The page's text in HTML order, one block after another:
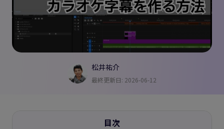
松井祐介
最終更新日: 2026-06-12
目次